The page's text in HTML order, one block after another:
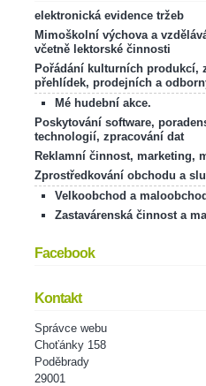
elektronická evidence tržeb
Mimoškolní výchova a
včetně lektorské činnosti
Pořádání kulturních produkcí,
přehlídek, prodejních a
Mé hudební akce.
Poskytování software,
technologií, zpracování dat
Reklamní činnost, marketing,
Zprostředkování obchodu a
Velkoobchod a
Zastavárenská činnost a
Facebook
Kontakt
Správce webu
Choťánky 158
Poděbrady
29001